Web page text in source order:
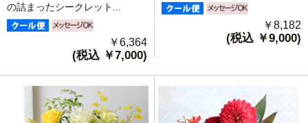
の詰まったシークレット...
￥6,364
(税込 ￥7,000)
￥8,182
(税込 ￥9,000)